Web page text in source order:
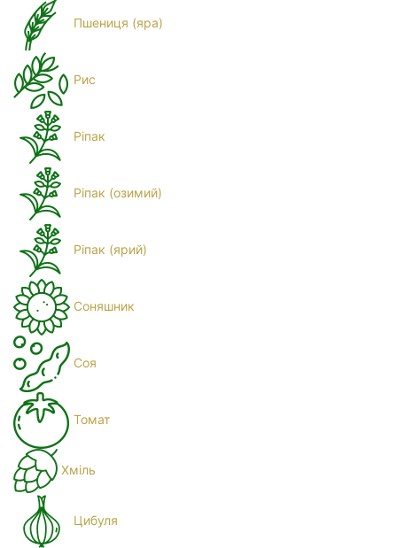
Пшениця (яра)
Рис
Ріпак
Ріпак (озимий)
Ріпак (ярий)
Соняшник
Соя
Томат
Хміль
Цибуля